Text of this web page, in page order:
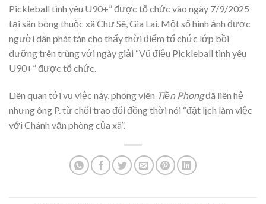
Pickleball tình yêu U90+” được tổ chức vào ngày 7/9/2025
tại sân bóng thuộc xã Chư Sê, Gia Lai. Một số hình ảnh được
người dân phát tán cho thấy thời điểm tổ chức lớp bồi
dưỡng trên trùng với ngày giải “Vũ điệu Pickleball tình yêu
U90+” được tổ chức.
Liên quan tới vụ việc này, phóng viên Tiền Phongđã liên hệ
nhưng ông P. từ chối trao đổi đồng thời nói “đặt lịch làm việc
với Chánh văn phòng của xã”.